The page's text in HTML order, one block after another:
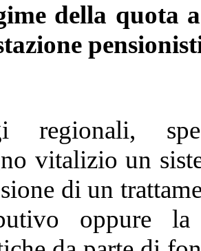
della quota
regionali,
vitalizio un
di un
oppure la